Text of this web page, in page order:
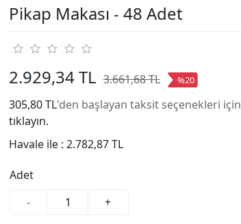
Pikap Makası - 48 Adet
2.929,34 TL 3.661,68 TL %20
305,80 TL'den başlayan taksit seçenekleri için
tıklayın.
Havale ile : 2.782,87 TL
Adet
-
+